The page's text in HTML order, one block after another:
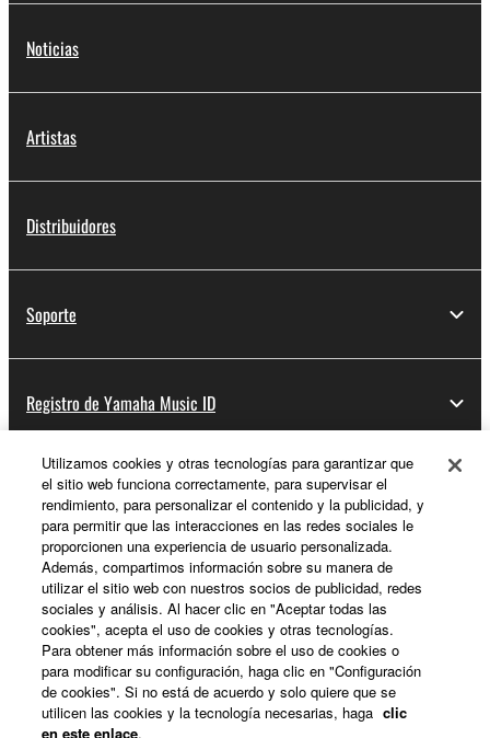
Noticias
Artistas
Distribuidores
Soporte
Registro de Yamaha Music ID
Acerca de Yamaha
España - Spanish
Empresa
Utilizamos cookies y otras tecnologías para garantizar que
el sitio web funciona correctamente, para supervisar el
rendimiento, para personalizar el contenido y la publicidad, y
para permitir que las interacciones en las redes sociales le
proporcionen una experiencia de usuario personalizada.
Además, compartimos información sobre su manera de
utilizar el sitio web con nuestros socios de publicidad, redes
sociales y análisis. Al hacer clic en "Aceptar todas las
cookies", acepta el uso de cookies y otras tecnologías.
Para obtener más información sobre el uso de cookies o
para modificar su configuración, haga clic en "Configuración
de cookies". Si no está de acuerdo y solo quiere que se
utilicen las cookies y la tecnología necesarias, haga clic
en este enlace.